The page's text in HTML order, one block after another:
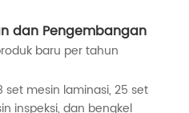
dan Pengembangan
baru per tahun
mesin laminasi, 25 set
inspeksi, dan bengkel